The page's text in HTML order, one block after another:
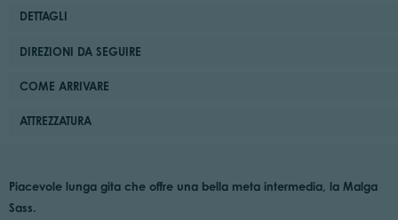
DETTAGLI
DIREZIONI DA SEGUIRE
COME ARRIVARE
ATTREZZATURA
Piacevole lunga gita che offre una bella meta intermedia, la Malga
Sass.